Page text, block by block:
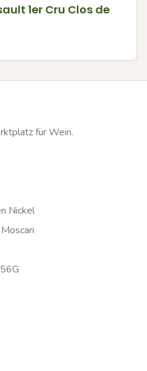
1er Cru Clos de
für Wein.
Nickel